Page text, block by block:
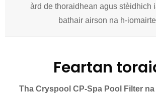
àrd de thoraidhean agus stèidhich
bathair airson na h-
Feartan
Tha Cryspool CP-Spa Pool Filter